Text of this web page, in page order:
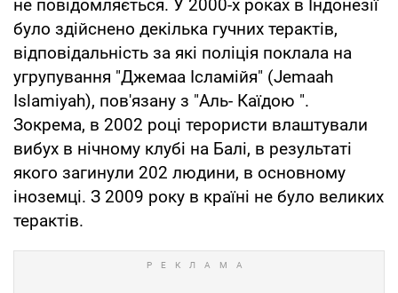
не повідомляється. У 2000-х роках в Індонезії
було здійснено декілька гучних терактів,
відповідальність за які поліція поклала на
угрупування "Джемаа Ісламійя" (Jemaah
Islamiyah), пов'язану з "Аль- Каїдою ".
Зокрема, в 2002 році терористи влаштували
вибух в нічному клубі на Балі, в результаті
якого загинули 202 людини, в основному
іноземці. З 2009 року в країні не було великих
терактів.